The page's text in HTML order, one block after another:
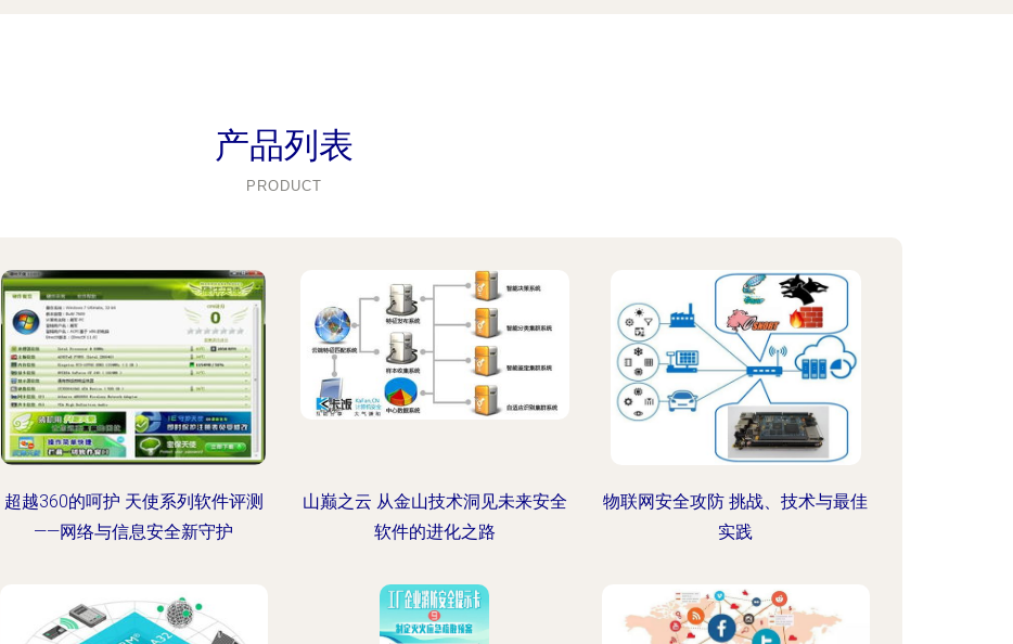
产品列表
PRODUCT
超越360的呵护 天使系列软件评测
——网络与信息安全新守护
山巅之云 从金山技术洞见未来安全
软件的进化之路
物联网安全攻防 挑战、技术与最佳
实践